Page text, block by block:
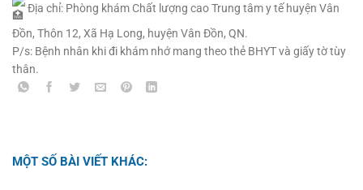
Địa chỉ: Phòng khám Chất lượng cao Trung tâm y tế huyện Vân
Đồn, Thôn 12, Xã Hạ Long, huyện Vân Đồn, QN.
P/s: Bệnh nhân khi đi khám nhớ mang theo thẻ BHYT và giấy tờ tùy
thân.
MỘT SỐ BÀI VIẾT KHÁC: